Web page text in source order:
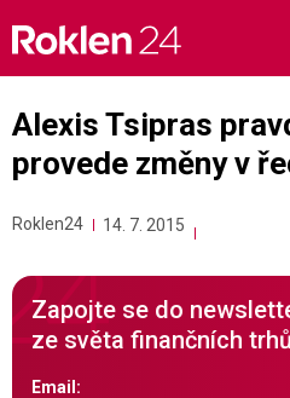
content
Alexis Tsipras
provede změny v
Roklen24 14. 7. 2015
Zapojte se do
ze světa finančních
Email: